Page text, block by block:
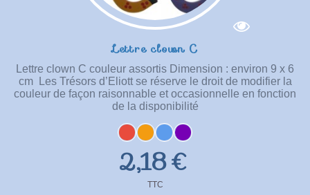
Lettre clown C
Lettre clown C couleur assortis Dimension : environ 9 x 6
cm Les Trésors d’Eliott se réserve le droit de modifier la
couleur de façon raisonnable et occasionnelle en fonction
de la disponibilité
2,18 €
TTC